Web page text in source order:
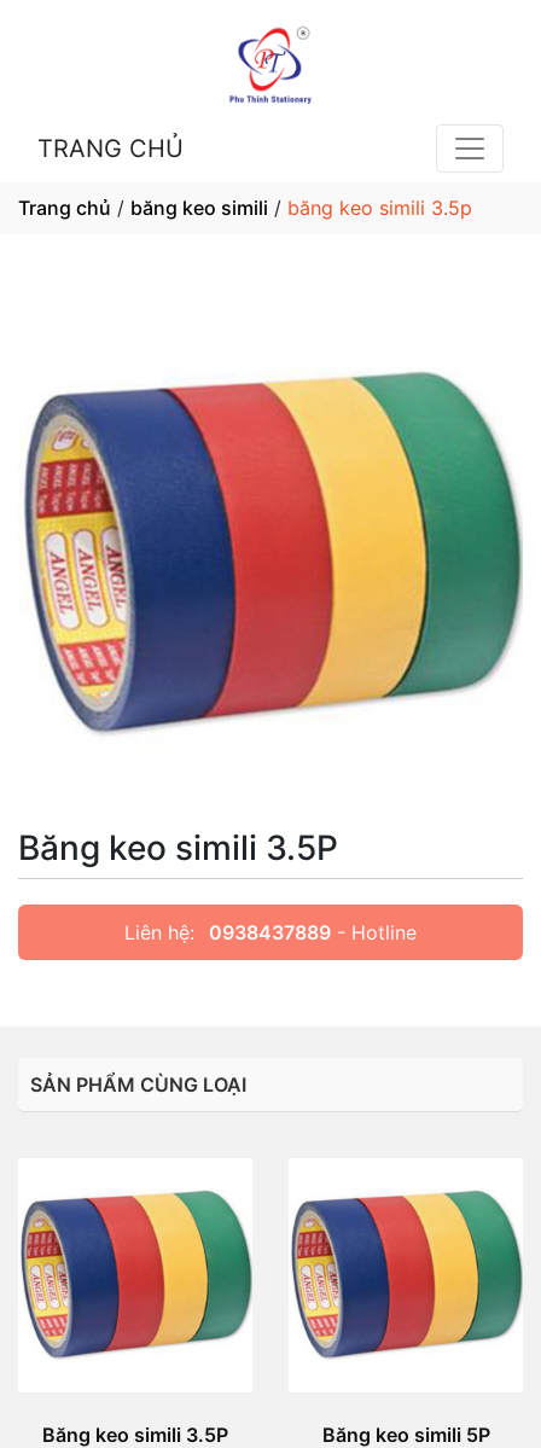
TRANG CHỦ
Trang chủ / băng keo simili / băng keo simili 3.5p
Băng keo simili 3.5P
Liên hệ: 0938437889 - Hotline
SẢN PHẨM CÙNG LOẠI
Băng keo simili 3.5P Băng keo simili 5P